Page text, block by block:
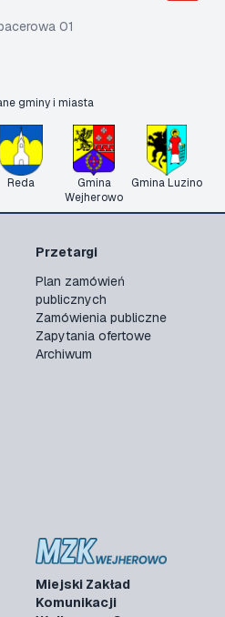
01
gminy i miasta
Reda
Gmina
Wejherowo
Gmina Luzino
Miejski Zakład
Komunikacji
Przetargi
Plan zamówień
publicznych
Zamówienia publiczne
Zapytania ofertowe
Archiwum